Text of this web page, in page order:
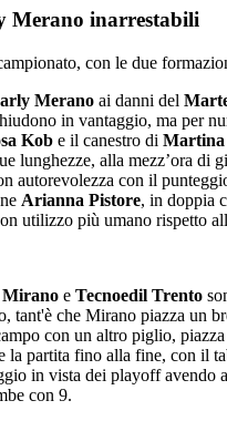
Merano inarrestabili
con le due
Merano ai danni del
in vantaggio, ma per
Kob e il canestro di Martina
lunghezze, alla mezz’ora
autorevolezza con il
Arianna Pistore, in doppia
utilizzo più umano rispetto
e Tecnoedil Trento
tant'è che Mirano piazza
con un altro piglio,
la partita fino alla fine, con il
in vista dei playoff
con 9.